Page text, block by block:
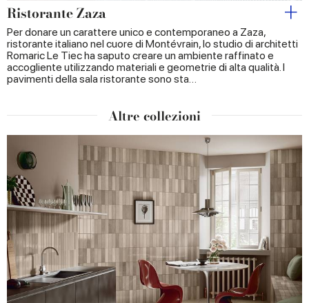
Ristorante Zaza
Per donare un carattere unico e contemporaneo a Zaza,
ristorante italiano nel cuore di Montévrain, lo studio di architetti
Romaric Le Tiec ha saputo creare un ambiente raffinato e
accogliente utilizzando materiali e geometrie di alta qualità. I
pavimenti della sala ristorante sono sta…
Altre collezioni